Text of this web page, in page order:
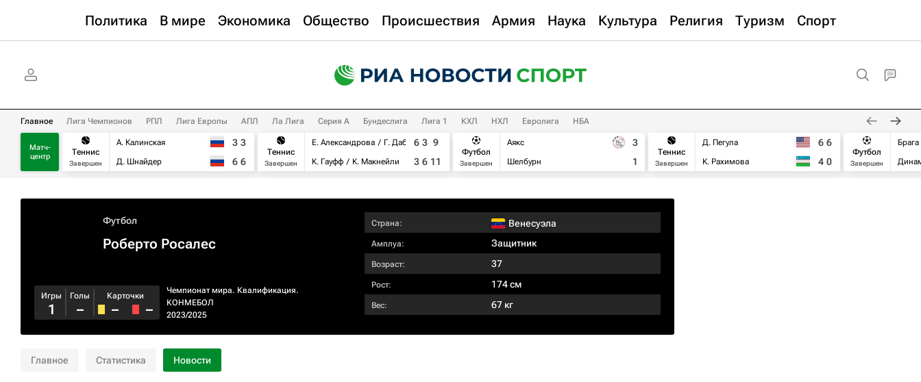
Политика В мире Экономика Общество Происшествия Армия Наука Культура Религия Туризм Спорт
Главное Лига Чемпионов РПЛ Лига Европы АПЛ Ла Лига Серия А Бундеслига Лига 1 КХЛ НХЛ Евролига НБА
Матч-
центр
Теннис
Завершен
А. Калинская
Д. Шнайдер
3 3
6 6
Теннис
Завершен
Е. Александрова
Г. Дабровски
К. Гауфф
К. Макнейли
6 3 9
3 6 11
Футбол
Завершен
Аякс
Шелбурн
3
1
Теннис
Завершен
Д. Пегула
К. Рахимова
6 6
4 0
Футбол
Завершен
Брага
Футбол
Роберто Росалес
Чемпионат мира. Квалификация.
КОНМЕБОЛ
2023/2025
Игры
1
Голы
–
Карточки
– –
Страна: Венесуэла
Амплуа: Защитник
Возраст: 37
Рост: 174 см
Вес: 67 кг
Главное Статистика Новости